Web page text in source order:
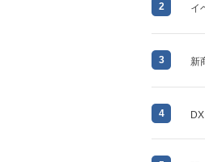
2 イ
3 新
4 DX